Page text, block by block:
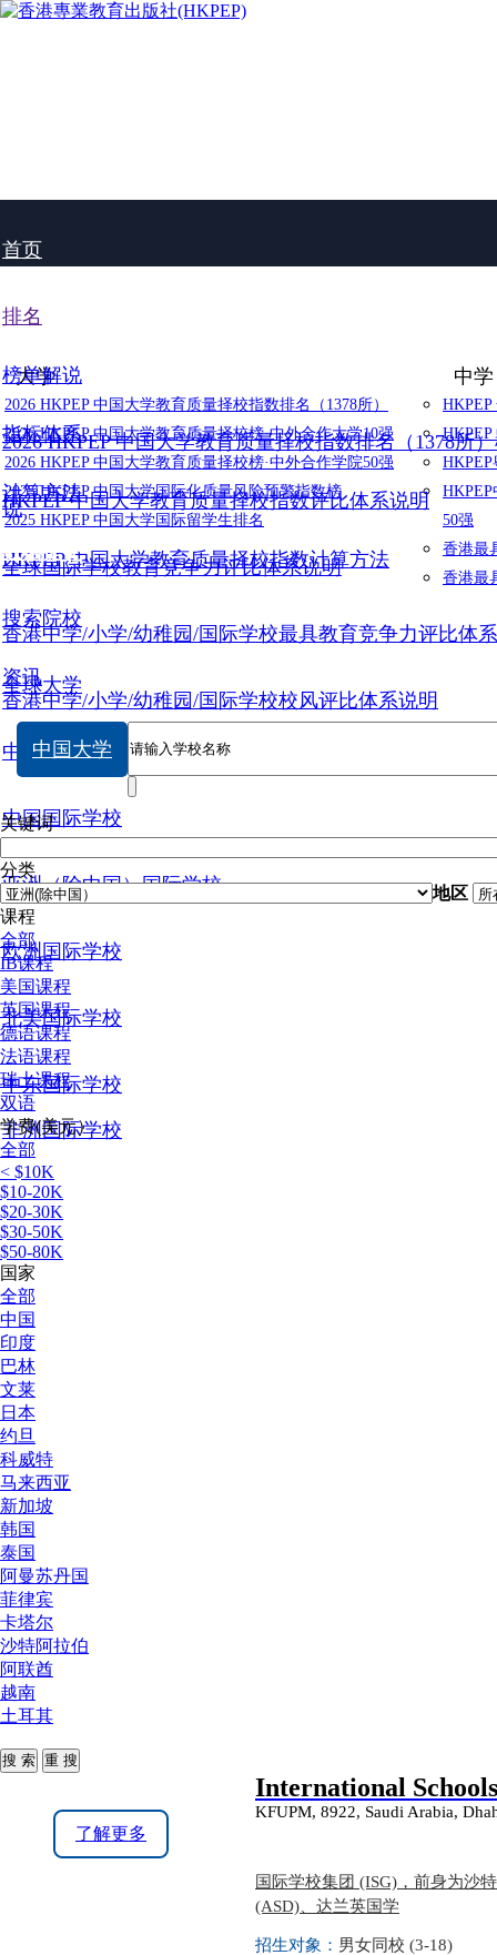
首页
排名
大学
2026 HKPEP 中国大学教育质量择校指数排名（1378所）
2026 HKPEP 中国大学教育质量择校榜·中外合作大学10强
2026 HKPEP 中国大学教育质量择校榜·中外合作学院50强
2025 HKPEP 中国大学国际化质量风险预警指数榜
2025 HKPEP 中国大学国际留学生排名
中学
50强
香港最
香港最
榜单解说
2026 HKPEP 中国大学教育质量择校指数排名（1378所
说
指标体系
HKPEP 中国大学教育质量择校指数评比体系说明
全球国际学校教育竞争力评比体系说明
香港中学/小学/幼稚园/国际学校最具教育竞争力评比体
香港中学/小学/幼稚园/国际学校校风评比体系说明
计算方法
HKPEP 中国大学教育质量择校指数计算方法
数据提交
搜索院校
全球大学
中国大学
中国国际学校
亚洲（除中国）国际学校
欧洲国际学校
北美国际学校
中东国际学校
非洲国际学校
资讯
中国大学
关键词
分类
地区
课程
全部
IB课程
美国课程
英国课程
德语课程
法语课程
瑞士课程
双语
学费(美元）
全部
< $10K
$10-20K
$20-30K
$30-50K
$50-80K
国家
全部
中国
印度
巴林
文莱
日本
约旦
科威特
马来西亚
新加坡
韩国
泰国
阿曼苏丹国
菲律宾
卡塔尔
沙特阿拉伯
阿联酋
越南
土耳其
了解更多
International
KFUPM, 8922, Saudi Arabia,
国际学校集团 (ISG)，前身为沙
(ASD)、达兰英国学
招生对象： 男女同校 (3-18)